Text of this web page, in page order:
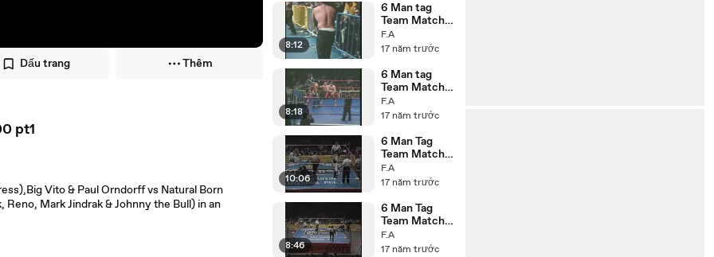
Dấu trang Thêm
pt1
Vito & Paul Orndorff vs Natural Born
Mark Jindrak & Johnny the Bull) in an
8:12
6 Man tag
Team Match
P1
F.A
17 năm trước
8:18
6 Man tag
Team Match
P2
F.A
17 năm trước
10:06
6 Man Tag
Team Match
14.11.95 P3
F.A
17 năm trước
8:46
6 Man Tag
Team Match
14.11.95 P2
F.A
17 năm trước